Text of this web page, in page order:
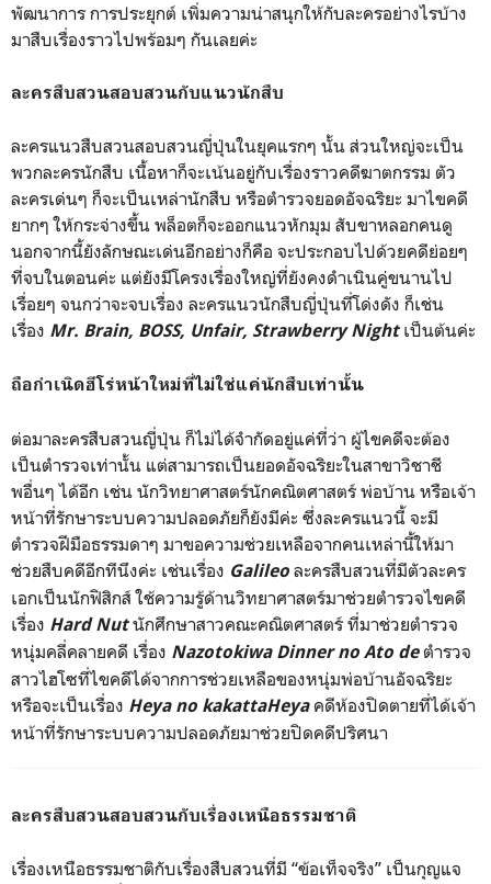
พัฒนาการ การประยุกต์ เพิ่มความน่าสนุกให้กับละครอย่างไรบ้าง
มาสืบเรื่องราวไปพร้อมๆ กันเลยค่ะ
ละครสืบสวนสอบสวนกับแนวนักสืบ
ละครแนวสืบสวนสอบสวนญี่ปุ่นในยุคแรกๆ นั้น ส่วนใหญ่จะเป็น
พวกละครนักสืบ เนื้อหาก็จะเน้นอยู่กับเรื่องราวคดีฆาตกรรม ตัว
ละครเด่นๆ ก็จะเป็นเหล่านักสืบ หรือตำรวจยอดอัจฉริยะ มาไขคดี
ยากๆ ให้กระจ่างขึ้น พล็อตก็จะออกแนวหักมุม สับขาหลอกคนดู
นอกจากนี้ยังลักษณะเด่นอีกอย่างก็คือ จะประกอบไปด้วยคดีย่อยๆ
ที่จบในตอนค่ะ แต่ยังมีโครงเรื่องใหญ่ที่ยังคงดำเนินคู่ขนานไป
เรื่อยๆ จนกว่าจะจบเรื่อง ละครแนวนักสืบญี่ปุ่นที่โด่งดัง ก็เช่น
เรื่อง Mr. Brain, BOSS, Unfair, Strawberry Nightเป็นต้นค่ะ
ถือกำเนิดฮีโร่หน้าใหม่ที่ไม่ใช่แค่นักสืบเท่านั้น
ต่อมาละครสืบสวนญี่ปุ่น ก็ไม่ได้จำกัดอยู่แค่ที่ว่า ผู้ไขคดีจะต้อง
เป็นตำรวจเท่านั้น แต่สามารถเป็นยอดอัจฉริยะในสาขาวิชาชี
พอื่นๆ ได้อีก เช่น นักวิทยาศาสตร์นักคณิตศาสตร์ พ่อบ้าน หรือเจ้า
หน้าที่รักษาระบบความปลอดภัยก็ยังมีค่ะ ซึ่งละครแนวนี้ จะมี
ตำรวจฝีมือธรรมดาๆ มาขอความช่วยเหลือจากคนเหล่านี้ให้มา
ช่วยสืบคดีอีกทีนึงค่ะ เช่นเรื่อง Galileo ละครสืบสวนที่มีตัวละคร
เอกเป็นนักฟิสิกส์ ใช้ความรู้ด้านวิทยาศาสตร์มาช่วยตำรวจไขคดี
เรื่อง Hard Nut นักศึกษาสาวคณะคณิตศาสตร์ ที่มาช่วยตำรวจ
หนุ่มคลี่คลายคดี เรื่อง Nazotokiwa Dinner no Ato de ตำรวจ
สาวไฮโซที่ไขคดีได้จากการช่วยเหลือของหนุ่มพ่อบ้านอัจฉริยะ
หรือจะเป็นเรื่อง Heya no kakattaHeya คดีห้องปิดตายที่ได้เจ้า
หน้าที่รักษาระบบความปลอดภัยมาช่วยปิดคดีปริศนา
ละครสืบสวนสอบสวนกับเรื่องเหนือธรรมชาติ
เรื่องเหนือธรรมชาติกับเรื่องสืบสวนที่มี “ข้อเท็จจริง” เป็นกุญแจ